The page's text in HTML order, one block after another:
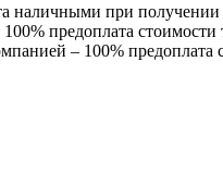
наличными при получении
предоплата стоимости
– 100% предоплата